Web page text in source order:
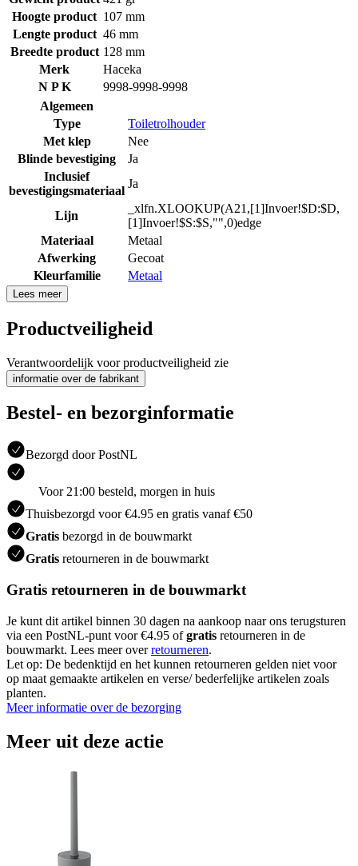
Hoogte product 107 mm
Lengte product 46 mm
Breedte product 128 mm
Merk
Haceka
N P K
9998-9998-9998
Algemeen
Type
Toiletrolhouder
Met klep
Nee
Blinde bevestiging
Ja
Inclusief
bevestigingsmateriaal
Ja
Lijn
_xlfn.XLOOKUP(A21,[1]Invoer!$D:$D,
[1]Invoer!$S:$S,"",0)edge
Materiaal
Metaal
Afwerking
Gecoat
Kleurfamilie
Metaal
Lees meer
Productveiligheid
Verantwoordelijk voor productveiligheid zie
informatie over de fabrikant
Bestel- en bezorginformatie
Bezorgd door PostNL
Voor 21:00 besteld, morgen in huis
Thuisbezorgd voor €4.95 en gratis vanaf €50
Gratis bezorgd in de bouwmarkt
Gratis retourneren in de bouwmarkt
Gratis retourneren in de bouwmarkt
Je kunt dit artikel binnen 30 dagen na aankoop naar ons terugsturen
via een PostNL-punt voor €4.95 ofgratis retourneren in de
bouwmarkt. Lees meer overretourneren.
Let op: De bedenktijd en het kunnen retourneren gelden niet voor
op maat gemaakte artikelen en verse/ bederfelijke artikelen zoals
planten.
Meer informatie over de bezorging
Meer uit deze actie